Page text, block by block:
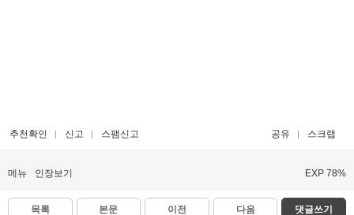
추천확인 신고 스팸신고 공유 스크랩
메뉴 인장보기 EXP 78%
목록 본문 이전 다음 댓글쓰기